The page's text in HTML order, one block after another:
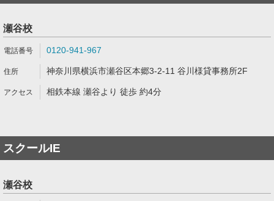
瀬谷校
0120-941-967
神奈川県横浜市瀬谷区本郷3-2-11 谷川様貸事務所2F
相鉄本線 瀬谷より 徒歩 約4分
スクールIE
瀬谷校